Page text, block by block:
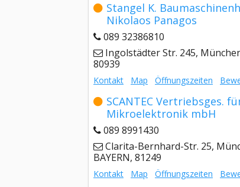
Stangel K.
Nikolaos Panagos
089 32386810
Ingolstädter Str. 245,
80939
Kontakt Map Öffnungszeiten
SCANTEC Vertriebsges.
Mikroelektronik mbH
089 8991430
Clarita-Bernhard-Str. 25,
BAYERN, 81249
Kontakt Map Öffnungszeiten